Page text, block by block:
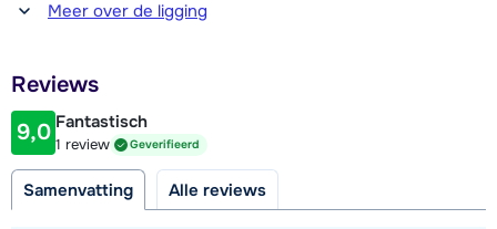
in het dorp (dichtstbijzijnde op ca. 50 meter).
Afstand tot winkel(s)
400 meter
400 meter
Afstand tot piste
250 meter
Meer over de ligging
Reviews
9,0 Fantastisch
1 review Geverifieerd
Samenvatting Alle reviews